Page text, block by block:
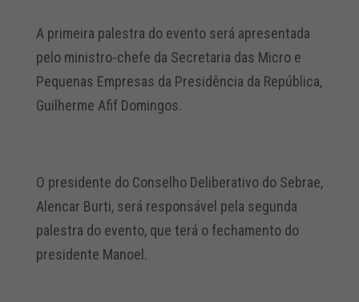
A primeira palestra do evento será apresentada
pelo ministro-chefe da Secretaria das Micro e
Pequenas Empresas da Presidência da República,
Guilherme Afif Domingos.
O presidente do Conselho Deliberativo do Sebrae,
Alencar Burti, será responsável pela segunda
palestra do evento, que terá o fechamento do
presidente Manoel.